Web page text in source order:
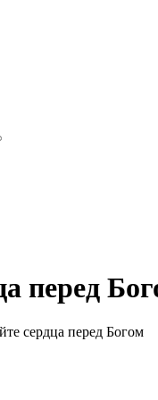
перед
сердца перед Богом